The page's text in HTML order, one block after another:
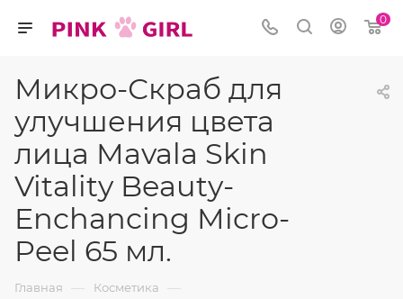
0
Микро-Скраб для
улучшения цвета
лица Mavala Skin
Vitality Beauty-
Enchancing Micro-
Peel 65 мл.
Главная — Косметика —